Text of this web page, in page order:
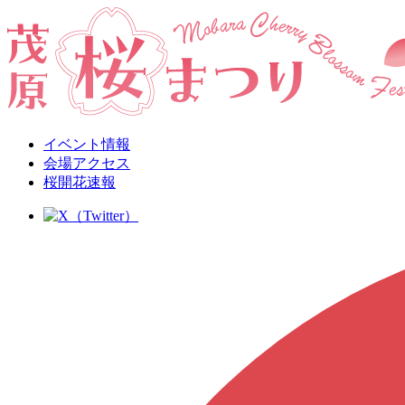
イベント情報
会場アクセス
桜開花速報